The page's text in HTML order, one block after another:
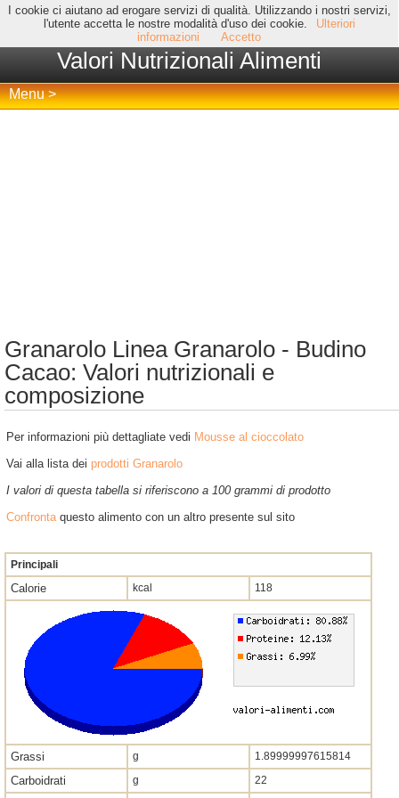
I cookie ci aiutano ad erogare servizi di qualità. Utilizzando i nostri servizi,
l'utente accetta le nostre modalità d'uso dei cookie.
Ulteriori
informazioni
Accetto
Valori Nutrizionali Alimenti
Menu >
Granarolo Linea Granarolo - Budino
Cacao: Valori nutrizionali e
composizione
Per informazioni più dettagliate vedi Mousse al cioccolato
Vai alla lista dei prodotti Granarolo
I valori di questa tabella si riferiscono a 100 grammi di prodotto
Confrontaquesto alimento con un altro presente sul sito
Principali
Calorie kcal 118
Grassi g 1.89999997615814
Carboidrati g 22